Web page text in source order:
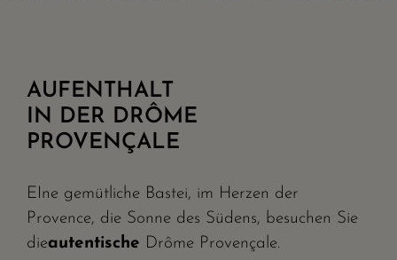
AUFENTHALT
IN DER DRÔME
PROVENÇALE
EIne gemütliche Bastei, im Herzen der
Provence, die Sonne des Südens, besuchen Sie
dieautentische Drôme Provençale.